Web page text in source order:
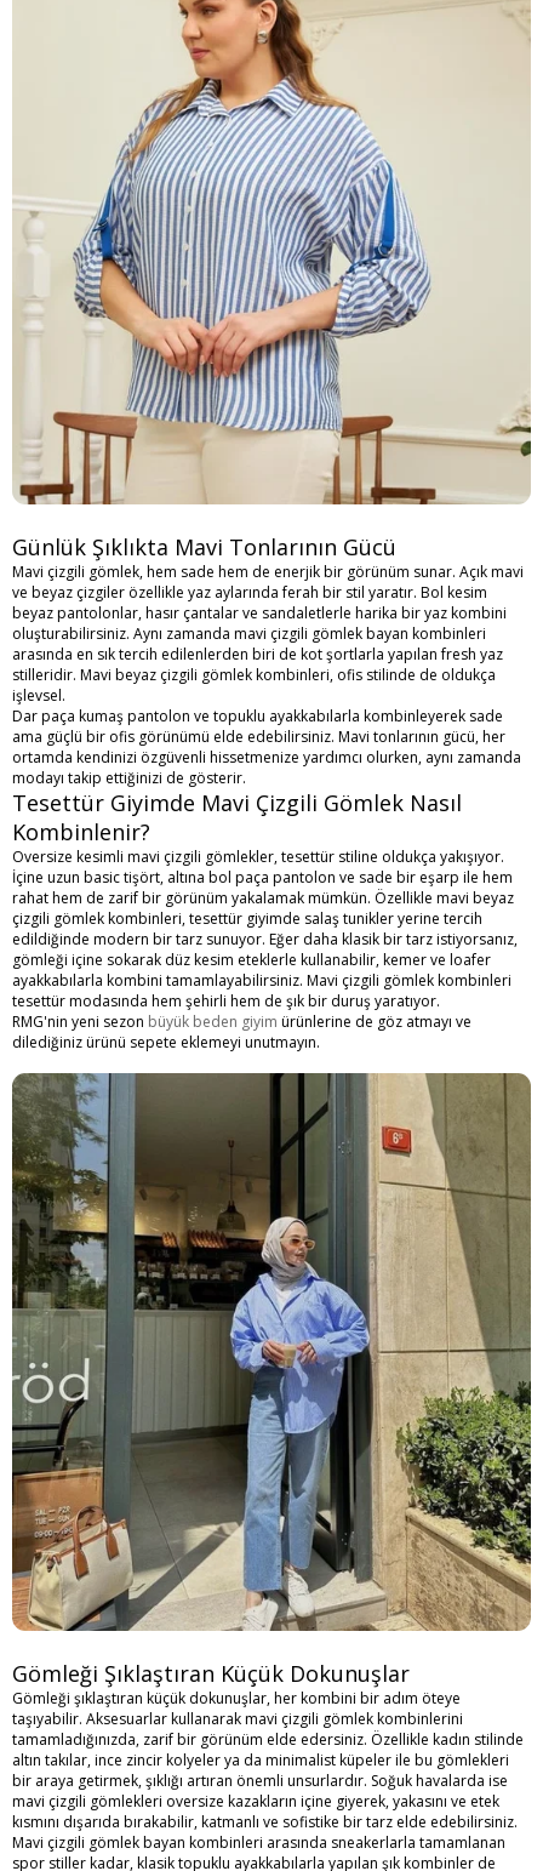
Günlük Şıklıkta Mavi Tonlarının Gücü
Mavi çizgili gömlek, hem sade hem de enerjik bir görünüm sunar. Açık mavi
ve beyaz çizgiler özellikle yaz aylarında ferah bir stil yaratır. Bol kesim
beyaz pantolonlar, hasır çantalar ve sandaletlerle harika bir yaz kombini
oluşturabilirsiniz. Aynı zamanda mavi çizgili gömlek bayan kombinleri
arasında en sık tercih edilenlerden biri de kot şortlarla yapılan fresh yaz
stilleridir. Mavi beyaz çizgili gömlek kombinleri, ofis stilinde de oldukça
işlevsel.
Dar paça kumaş pantolon ve topuklu ayakkabılarla kombinleyerek sade
ama güçlü bir ofis görünümü elde edebilirsiniz. Mavi tonlarının gücü, her
ortamda kendinizi özgüvenli hissetmenize yardımcı olurken, aynı zamanda
modayı takip ettiğinizi de gösterir.
Tesettür Giyimde Mavi Çizgili Gömlek Nasıl
Kombinlenir?
Oversize kesimli mavi çizgili gömlekler, tesettür stiline oldukça yakışıyor.
İçine uzun basic tişört, altına bol paça pantolon ve sade bir eşarp ile hem
rahat hem de zarif bir görünüm yakalamak mümkün. Özellikle mavi beyaz
çizgili gömlek kombinleri, tesettür giyimde salaş tunikler yerine tercih
edildiğinde modern bir tarz sunuyor. Eğer daha klasik bir tarz istiyorsanız,
gömleği içine sokarak düz kesim eteklerle kullanabilir, kemer ve loafer
ayakkabılarla kombini tamamlayabilirsiniz. Mavi çizgili gömlek kombinleri
tesettür modasında hem şehirli hem de şık bir duruş yaratıyor.
RMG'nin yeni sezon büyük beden giyim ürünlerine de göz atmayı ve
dilediğiniz ürünü sepete eklemeyi unutmayın.
Gömleği Şıklaştıran Küçük Dokunuşlar
Gömleği şıklaştıran küçük dokunuşlar, her kombini bir adım öteye
taşıyabilir. Aksesuarlar kullanarak mavi çizgili gömlek kombinlerini
tamamladığınızda, zarif bir görünüm elde edersiniz. Özellikle kadın stilinde
altın takılar, ince zincir kolyeler ya da minimalist küpeler ile bu gömlekleri
bir araya getirmek, şıklığı artıran önemli unsurlardır. Soğuk havalarda ise
mavi çizgili gömlekleri oversize kazakların içine giyerek, yakasını ve etek
kısmını dışarıda bırakabilir, katmanlı ve sofistike bir tarz elde edebilirsiniz.
Mavi çizgili gömlek bayan kombinleri arasında sneakerlarla tamamlanan
spor stiller kadar, klasik topuklu ayakkabılarla yapılan şık kombinler de